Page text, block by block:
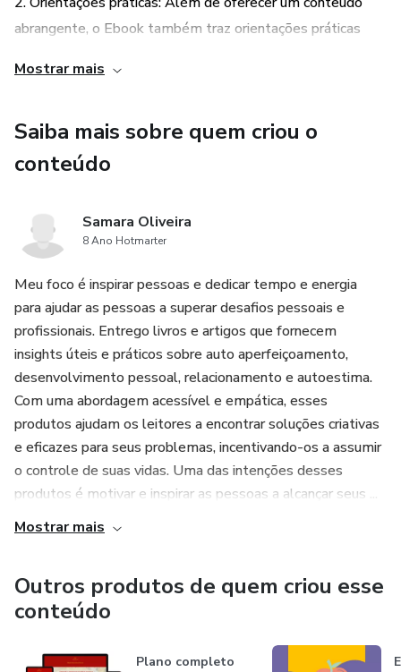
abrangente, o Ebook também traz orientações práticas
apresenta técnicas e exercícios que podem ser aplicados
comunicação entre o casal. Com essas orientações, você
terá ferramentas eficazes para superar as brigas e construir
3. Acesso imediato: Ao adquirir o Ebook Das Brigas a um
Casamento Feliz, você terá acesso imediato ao conteúdo.
Não será necessário esperar pela entrega de um produto
físico, pois o Ebook estará disponível para download
imediato após a compra. Isso significa que você poderá
começar a ler e aplicar as dicas e orientações no mesmo
dia, agilizando o processo de melhoria do relacionamento.
Mostrar mais
Saiba mais sobre quem criou o
conteúdo
Samara Oliveira
8 Ano Hotmarter
Meu foco é inspirar pessoas e dedicar tempo e energia
para ajudar as pessoas a superar desafios pessoais e
profissionais. Entrego livros e artigos que fornecem
insights úteis e práticos sobre auto aperfeiçoamento,
desenvolvimento pessoal, relacionamento e autoestima.
Com uma abordagem acessível e empática, esses
produtos ajudam os leitores a encontrar soluções criativas
e eficazes para seus problemas, incentivando-os a assumir
o controle de suas vidas. Uma das intenções desses
produtos é motivar e inspirar as pessoas a alcançar seus ...
Mostrar mais
Outros produtos de quem criou esse
conteúdo
Plano completo